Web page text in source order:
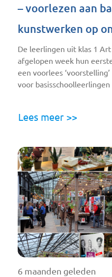
– voorlezen aan
kunstwerken op
De leerlingen uit klas 1
afgelopen week hun
een voorlees ‘voorstelling’
voor
Lees meer >>
6 maanden geleden